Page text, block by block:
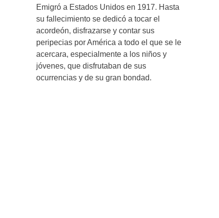
Emigró a Estados Unidos en 1917. Hasta
su fallecimiento se dedicó a tocar el
acordeón, disfrazarse y contar sus
peripecias por América a todo el que se le
acercara, especialmente a los niños y
jóvenes, que disfrutaban de sus
ocurrencias y de su gran bondad.